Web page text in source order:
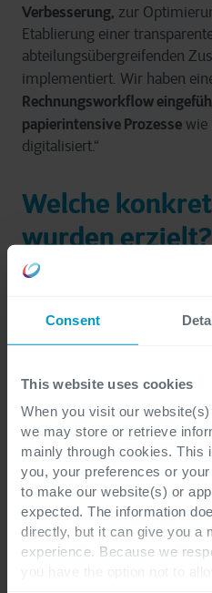
Consent
This website uses cookies
When you visit our
we may store or retrieve
mainly through cookies. This
you, your preferences or
to make our website(s) or
expected. The information
directly, but it can give you a
experience. Because we
Verbesserung, zur
Etablierung einer
abteilungsübergreifenden
implementiert. Wir haben
Rechnungsworkflow
papierintensive Prozesse wie
digitalisiert.“
Welche
wurden
Arbeitsabläufe zu
transparente,
Finanzintegration:
wird nun
Geschäftsbereichen
der operativen Module
Lagerverwaltung,
Hauptbuch und
zeitnahe Einblicke in
gesamten